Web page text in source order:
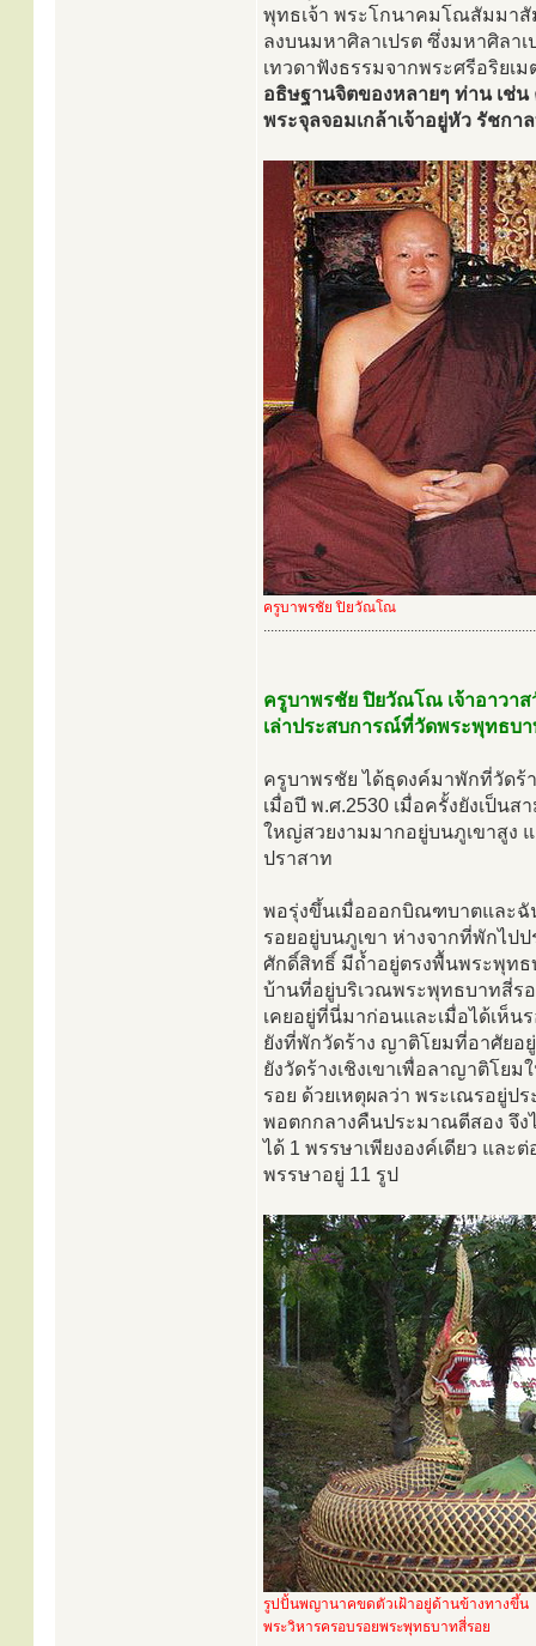
พุทธเจ้า พระโกนาคมโณสัมมาสั
ลงบนมหาศิลาเปรต ซึ่งมหาศิลา
เทวดาฟังธรรมจากพระศรีอริยเ
อธิษฐานจิตของหลายๆ ท่าน เช่น
พระจุลจอมเกล้าเจ้าอยู่หัว รัชก
ครูบาพรชัย ปิยวัณโณ
............................................................................
ครูบาพรชัย ปิยวัณโณ เจ้าอาวา
เล่าประสบการณ์ที่วัดพระพุทธบ
ครูบาพรชัย ได้ธุดงค์มาพักที่วัดร้
เมื่อปี พ.ศ.2530 เมื่อครั้งยังเป็น
ใหญ่สวยงามมากอยู่บนภูเขาสูง
ปราสาท
พอรุ่งขึ้นเมื่อออกบิณฑบาตและฉั
รอยอยู่บนภูเขา ห่างจากที่พักไป
ศักดิ์สิทธิ์ มีถ้ำอยู่ตรงพื้นพระพุทธ
บ้านที่อยู่บริเวณพระพุทธบาทสี่ร
เคยอยู่ที่นี่มาก่อนและเมื่อได้เห็น
ยังที่พักวัดร้าง ญาติโยมที่อาศัยอ
ยังวัดร้างเชิงเขาเพื่อลาญาติโ
รอย ด้วยเหตุผลว่า พระเณรอยู่ป
พอตกกลางคืนประมาณตีสอง จึง
ได้ 1 พรรษาเพียงองค์เดียว และ
พรรษาอยู่ 11 รูป
รูปปั้นพญานาคขดตัวเฝ้าอยู่ด้านข้างทางขึ้น
พระวิหารครอบรอยพระพุทธบาทสี่รอย